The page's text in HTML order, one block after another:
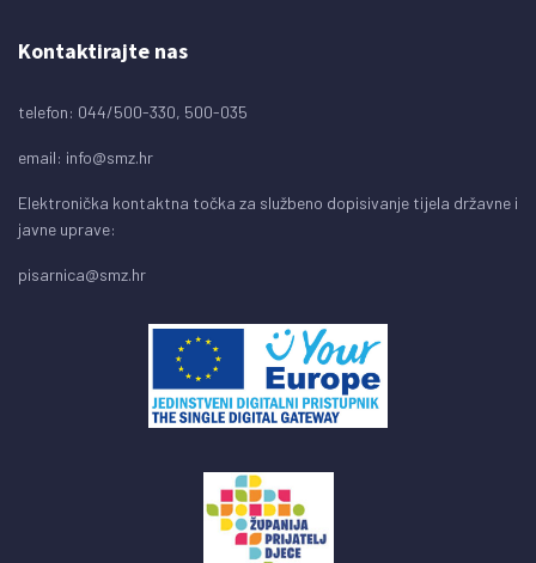
Kontaktirajte nas
telefon: 044/500-330, 500-035
email: info@smz.hr
Elektronička kontaktna točka za službeno dopisivanje tijela državne i
javne uprave:
pisarnica@smz.hr